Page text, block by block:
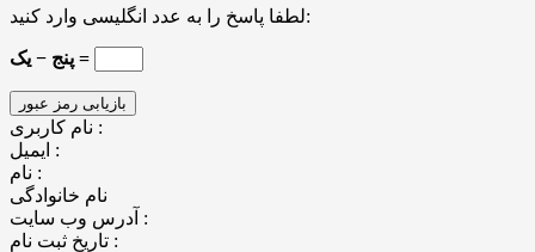
لطفا پاسخ را به عدد انگلیسی وارد کنید:
پنج − یک =
نام کاربری :
ایمیل :
نام :
نام خانوادگی
آدرس وب سایت :
تاریخ ثبت نام :